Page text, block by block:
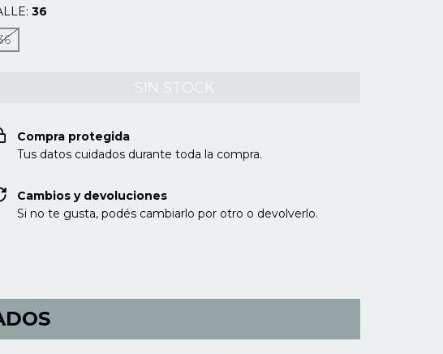
36
Compra protegida
Tus datos cuidados durante toda la compra.
Cambios y devoluciones
Si no te gusta, podés cambiarlo por otro o devolverlo.